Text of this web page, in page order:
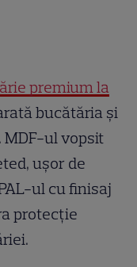
premium la
bucătăria și
MDF-ul vopsit
ușor de
ul cu finisaj
protecție